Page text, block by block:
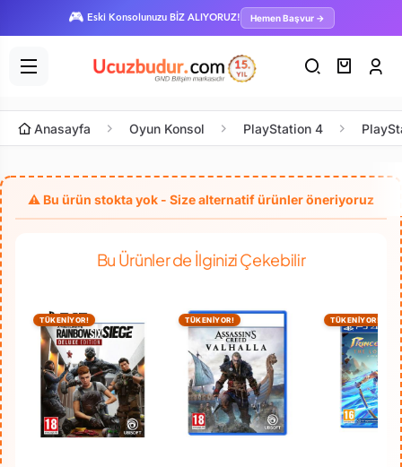
🎮 Eski Konsolunuzu BİZ ALIYORUZ! Hemen Başvur →
Anasayfa Oyun Konsol PlayStation 4
Bu Ürünler de İlginizi Çekebilir
TÜKENİYOR! TÜKENİYOR! TÜKENİYOR!